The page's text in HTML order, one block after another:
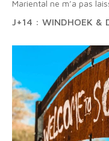
Mariental ne m’a pas
J+14 : WINDHOEK &